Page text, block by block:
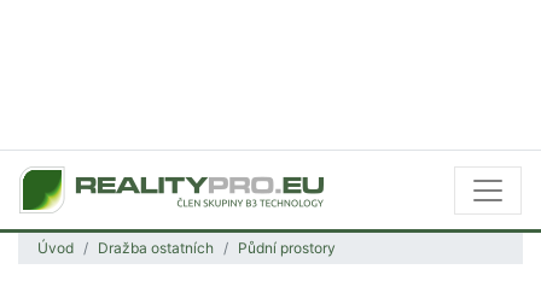
Úvod Dražba ostatních Půdní prostory